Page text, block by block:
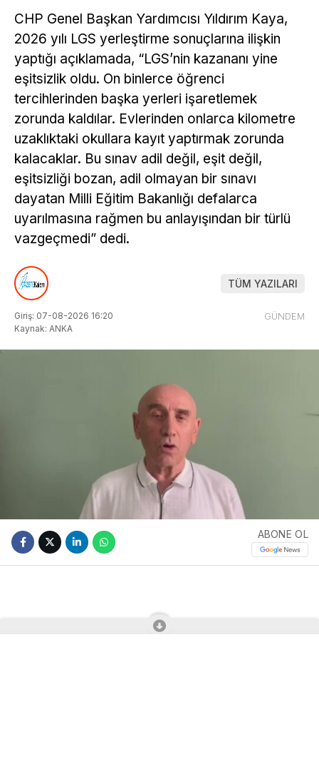
CHP Genel Başkan Yardımcısı Yıldırım Kaya,
2026 yılı LGS yerleştirme sonuçlarına ilişkin
yaptığı açıklamada, “LGS’nin kazananı yine
eşitsizlik oldu. On binlerce öğrenci
tercihlerinden başka yerleri işaretlemek
zorunda kaldılar. Evlerinden onlarca kilometre
uzaklıktaki okullara kayıt yaptırmak zorunda
kalacaklar. Bu sınav adil değil, eşit değil,
eşitsizliği bozan, adil olmayan bir sınavı
dayatan Milli Eğitim Bakanlığı defalarca
uyarılmasına rağmen bu anlayışından bir türlü
vazgeçmedi” dedi.
TÜM YAZILARI
Giriş: 07-08-2026 16:20
Kaynak: ANKA
GÜNDEM
ABONE OL